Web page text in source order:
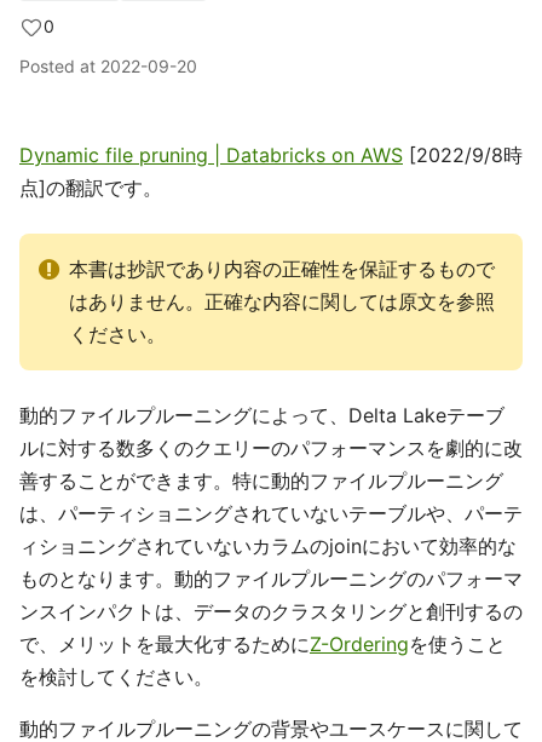
0
Posted at 2022-09-20
Dynamic file pruning | Databricks on AWS [2022/9/8時
点]の翻訳です。
本書は抄訳であり内容の正確性を保証するもので
はありません。正確な内容に関しては原文を参照
ください。
動的ファイルプルーニングによって、Delta Lakeテーブ
ルに対する数多くのクエリーのパフォーマンスを劇的に改
善することができます。特に動的ファイルプルーニング
は、パーティショニングされていないテーブルや、パーテ
ィショニングされていないカラムのjoinにおいて効率的な
ものとなります。動的ファイルプルーニングのパフォーマ
ンスインパクトは、データのクラスタリングと創刊するの
で、メリットを最大化するためにZ-Orderingを使うこと
を検討してください。
動的ファイルプルーニングの背景やユースケースに関して